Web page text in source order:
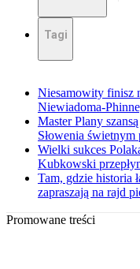
Tagi
Niesamowity finisz
Niewiadoma-
Master Plany
Słowenia świetnym
Wielki sukces
Kubkowski
Tam, gdzie historia
zapraszają na rajd
Promowane treści